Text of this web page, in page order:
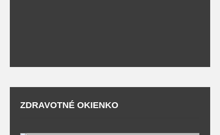
ZDRAVOTNÉ OKIENKO